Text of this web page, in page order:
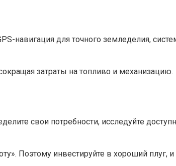
навигация для точного земледелия,
затраты на топливо и механизацию.
свои потребности, исследуйте
Поэтому инвестируйте в хороший плуг,